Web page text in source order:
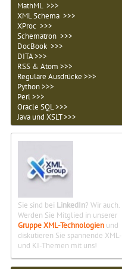
MathML >>>
XML Schema >>>
XProc >>>
Schematron >>>
DocBook >>>
DITA >>>
RSS & Atom >>>
Reguläre Ausdrücke >>>
Python >>>
Perl >>>
Oracle SQL >>>
Java und XSLT >>>
Sie sind bei LinkedIn? Wir auch.
Werden Sie Mitglied in unserer
Gruppe XML-Technologien und
diskutieren Sie spannende XML-
und KI-Themen mit uns!